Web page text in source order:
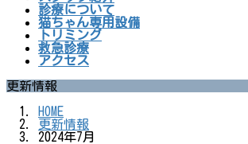
診療について
猫ちゃん専用設備
トリミング
救急診療
アクセス
更新情報
HOME
更新情報
2024年7月